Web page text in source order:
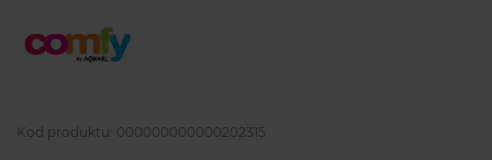
Kod produktu: 000000000000202315